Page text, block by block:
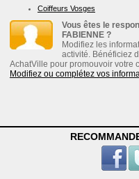
Coiffeurs Vosges
Vous êtes le
FABIENNE ?
Modifiez les
activité. Bénéficiez
AchatVille pour promouvoir votre
Modifiez ou complétez vos